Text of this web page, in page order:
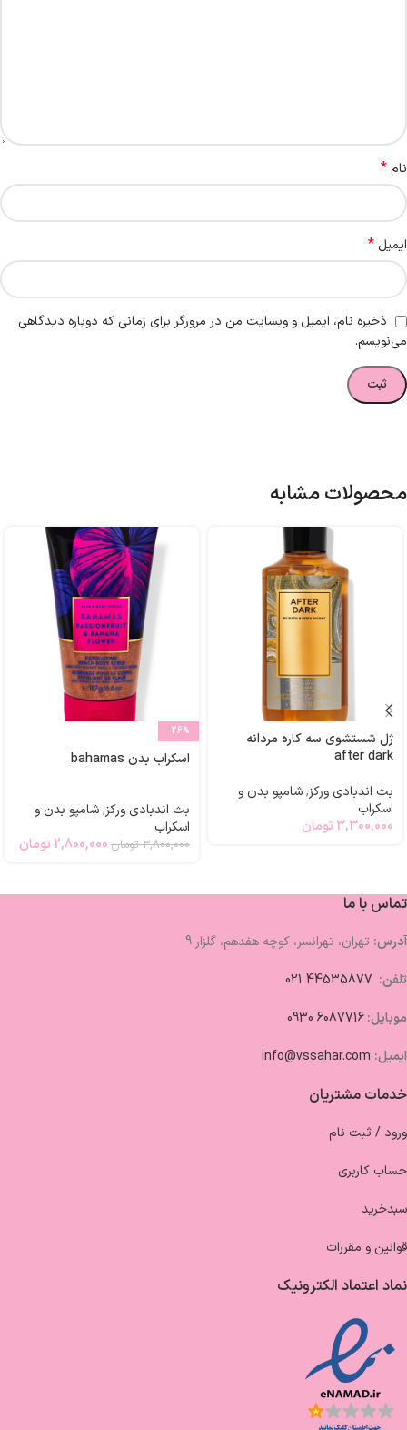
نام*
ایمیل *
ذخیره نام، ایمیل و وبسایت من در مرورگر برای زمانی که دوباره دیدگاهی
می‌نویسم.
محصولات مشابه
ژل شستشوی سه کاره مردانه
after dark
بث اندبادی ورکز,شامپو بدن و
اسکراب
3,300,000 تومان
-26%
اسکراب بدن bahamas
بث اندبادی ورکز,شامپو بدن و
اسکراب
3,800,000 تومان 2,800,000 تومان
تماس با ما
آدرس: تهران، تهرانسر، کوچه هفدهم، گلزار 9
تلفن:
موبایل:6087716 0930
ایمیل: info@vssahar.com
خدمات مشتریان
ورود / ثبت نام
حساب کاربری
سبدخرید
قوانین و مقررات
نماد اعتماد الکترونیک